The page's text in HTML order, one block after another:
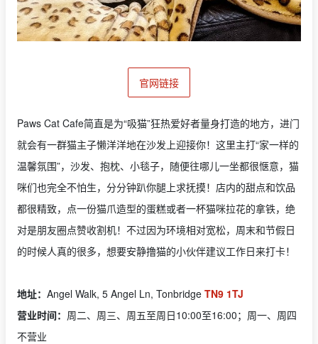
官网链接
Paws Cat Cafe简直是为“吸猫”狂热爱好者量身打造的地方，进门
就会有一群猫主子懒洋洋地在沙发上迎接你！这里主打“家一样的
温馨氛围”，沙发、抱枕、小毯子，随便往哪儿一坐都很惬意，猫
咪们也完全不怕生，分分钟趴你腿上求抚摸！店内的甜点和饮品
都很精致，点一份猫爪造型的蛋糕或者一杯猫咪拉花的拿铁，绝
对是朋友圈点赞收割机！不过因为环境相对宽松，周末和节假日
的时候人真的很多，想要安静撸猫的小伙伴建议工作日来打卡！
地址： Angel Walk, 5 Angel Ln, Tonbridge TN9 1TJ
营业时间： 周二、周三、周五至周日10:00至16:00；周一、周四
不营业